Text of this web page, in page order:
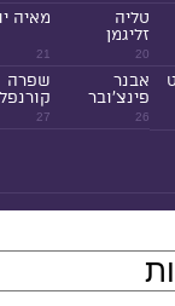
20
טליה
זליגמן
21
מאיה
26
אבנר
פינצ'ובר
27
שפרה